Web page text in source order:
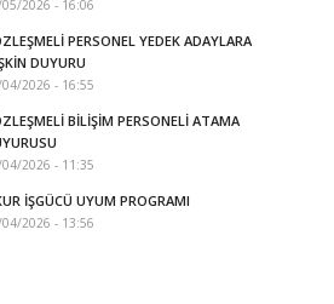
2026 - 16:06
PERSONEL YEDEK ADAYLARA
DUYURU
2026 - 16:55
BİLİŞİM PERSONELİ ATAMA
2026 - 11:35
İŞGÜCÜ UYUM PROGRAMI
2026 - 13:56